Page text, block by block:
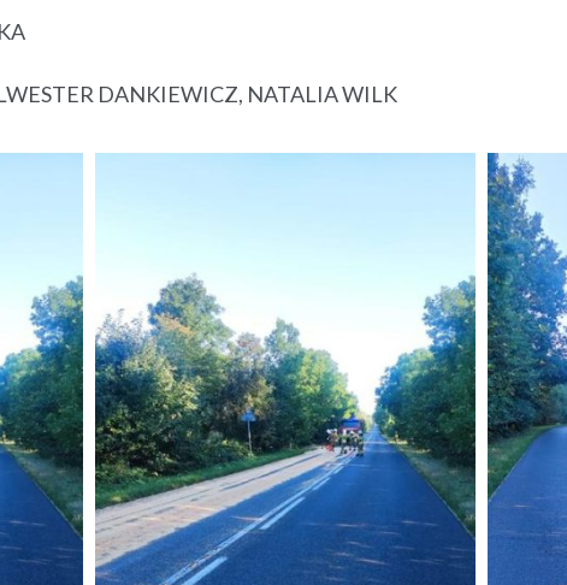
DANKIEWICZ, NATALIA WILK